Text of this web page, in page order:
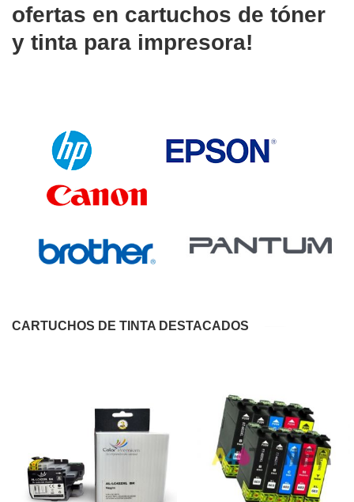
ofertas en cartuchos de tóner
y tinta para impresora!
CARTUCHOS DE TINTA DESTACADOS